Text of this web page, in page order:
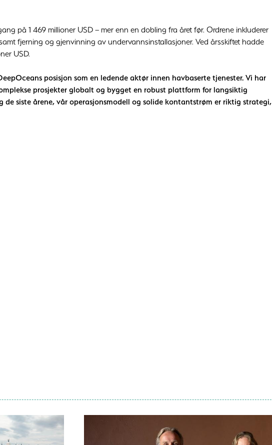
på 1 469 millioner USD – mer enn en dobling fra året før. Ordrene inkluderer
fjerning og gjenvinning av undervannsinstallasjoner. Ved årsskiftet hadde
USD.
posisjon som en ledende aktør innen havbaserte tjenester. Vi har
prosjekter globalt og bygget en robust plattform for langsiktig
siste årene, vår operasjonsmodell og solide kontantstrøm er riktig strategi,